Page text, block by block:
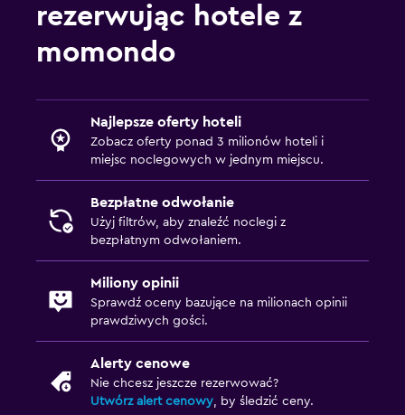
rezerwując hotele z
momondo
Najlepsze oferty hoteli
Zobacz oferty ponad 3 milionów hoteli i
miejsc noclegowych w jednym miejscu.
Bezpłatne odwołanie
Użyj filtrów, aby znaleźć noclegi z
bezpłatnym odwołaniem.
Miliony opinii
Sprawdź oceny bazujące na milionach opinii
prawdziwych gości.
Alerty cenowe
Nie chcesz jeszcze rezerwować?
Utwórz alert cenowy , by śledzić ceny.